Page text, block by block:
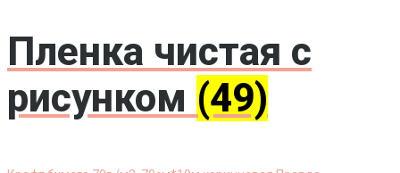
Пленка чистая с
рисунком (49)